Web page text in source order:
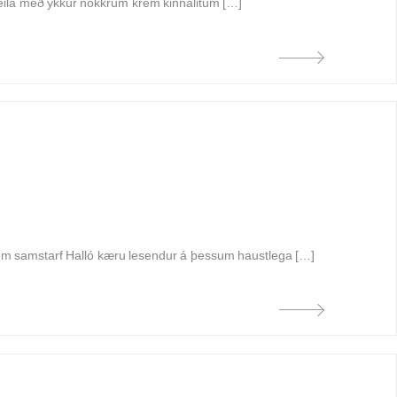
með ykkur nokkrum krem kinnalitum […]
samstarf Halló kæru lesendur á þessum haustlega […]